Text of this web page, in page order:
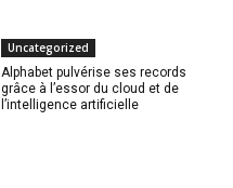
Uncategorized
Alphabet pulvérise ses records
grâce à l’essor du cloud et de
l’intelligence artificielle